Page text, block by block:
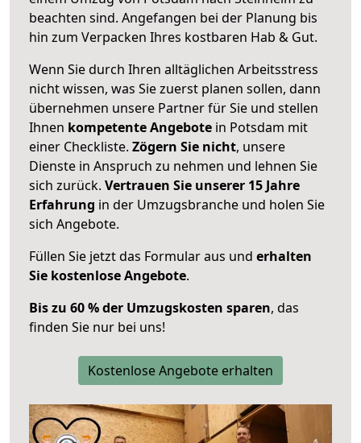
beachten sind. Angefangen bei der Planung bis
hin zum Verpacken Ihres kostbaren Hab & Gut.
Wenn Sie durch Ihren alltäglichen Arbeitsstress
nicht wissen, was Sie zuerst planen sollen, dann
übernehmen unsere Partner für Sie und stellen
Ihnen kompetente Angebote in Potsdam mit
einer Checkliste. Zögern Sie nicht, unsere
Dienste in Anspruch zu nehmen und lehnen Sie
sich zurück. Vertrauen Sie unserer 15 Jahre
Erfahrung in der Umzugsbranche und holen Sie
sich Angebote.
Füllen Sie jetzt das Formular aus und erhalten
Sie kostenlose Angebote.
Bis zu 60 % der Umzugskosten sparen, das
finden Sie nur bei uns!
Kostenlose Angebote erhalten